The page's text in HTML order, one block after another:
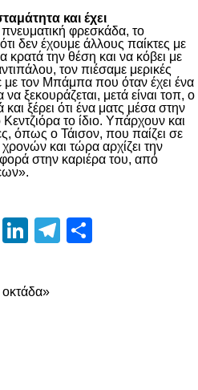
και έχει
φρεσκάδα, το
δεν έχουμε άλλους παίκτες με
κρατά την θέση και να κόβει με
τον πιέσαμε μερικές
με τον Μπάμπα που όταν έχει ένα
ξεκουράζεται, μετά είναι τοπ, ο
ξέρει ότι ένα ματς μέσα στην
το ίδιο. Υπάρχουν και
όπως ο Τάισον, που παίζει σε
και τώρα αρχίζει την
στην καριέρα του, από
WhatsApp
LinkedIn
Telegram
οκτάδα»